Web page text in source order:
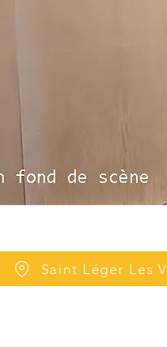
Saint Léger Les